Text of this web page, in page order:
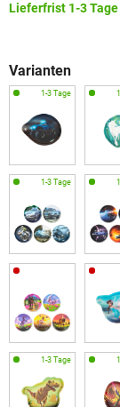
Lieferfrist 1-3 Tage
Varianten